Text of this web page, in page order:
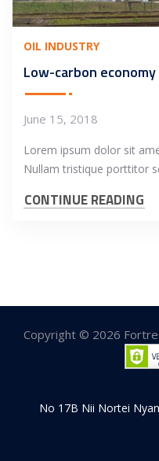
OIL INDUSTRY
Low-carbon economy
June 15, 2018
Lorem ipsum dolor sit
Nullam tristique porttitor
CONTINUE READING
Copyright © 2026
No 17B Nii Nortei